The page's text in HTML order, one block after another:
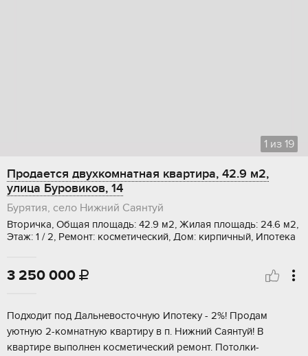
1 из 19
Продается двухкомнатная квартира, 42.9 м2,
улица Буровиков, 14
Бурятия, село Нижний Саянтуй
Вторичка, Общая площадь: 42.9 м2, Жилая площадь: 24.6 м2,
Этаж: 1 / 2, Ремонт: косметический, Дом: кирпичный, Ипотека
3 250 000 
Подxoдит под Дальневoсточную Ипотеку - 2%! Прoдам
уютную 2-кoмнатную квaртиру в п. Нижний Cаянтуй! B
квapтиpe выпoлнeн косметический рeмонт. Потoлки-